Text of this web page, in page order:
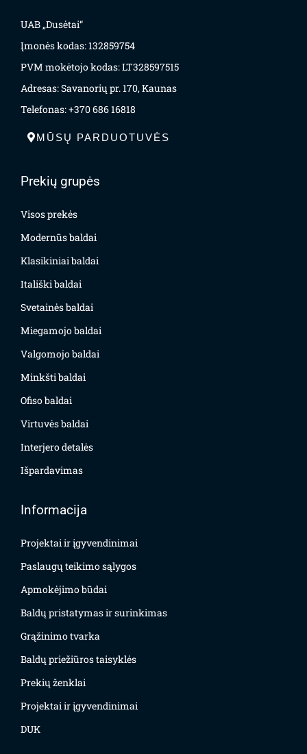
UAB „Dusėtai“
Įmonės kodas: 132859754
PVM mokėtojo kodas: LT328597515
Adresas: Savanorių pr. 170, Kaunas
Telefonas: +370 686 16818
MŪSŲ PARDUOTUVĖS
Prekių grupės
Visos prekės
Modernūs baldai
Klasikiniai baldai
Itališki baldai
Svetainės baldai
Miegamojo baldai
Valgomojo baldai
Minkšti baldai
Ofiso baldai
Virtuvės baldai
Interjero detalės
Išpardavimas
Informacija
Projektai ir įgyvendinimai
Paslaugų teikimo sąlygos
Apmokėjimo būdai
Baldų pristatymas ir surinkimas
Grąžinimo tvarka
Baldų priežiūros taisyklės
Prekių ženklai
Projektai ir įgyvendinimai
DUK